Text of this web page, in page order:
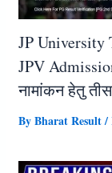
JP University
JPV
नामांकन हेतु
ByBharat Result/